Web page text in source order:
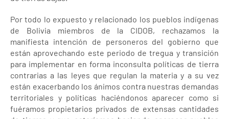
Por todo lo expuesto y relacionado los pueblos indígenas
de Bolivia miembros de la CIDOB, rechazamos la
manifiesta intención de personeros del gobierno que
están aprovechando este periodo de tregua y transición
para implementar en forma inconsulta políticas de tierra
contrarias a las leyes que regulan la materia y a su vez
están exacerbando los ánimos contra nuestras demandas
territoriales y políticas haciéndonos aparecer como si
fuéramos propietarios privados de extensas cantidades